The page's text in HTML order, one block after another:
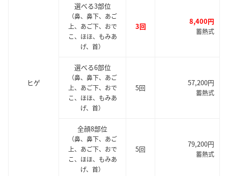
ヒゲ
選べる3部位
（鼻、鼻下、あご
上、あご下、おで
こ、ほほ、もみあ
げ、首）
3回
8,400円
蓄熱式
選べる6部位
（鼻、鼻下、あご
上、あご下、おで
こ、ほほ、もみあ
げ、首）
5回
57,200円
蓄熱式
全顔8部位
（鼻、鼻下、あご
上、あご下、おで
こ、ほほ、もみあ
げ、首）
5回
79,200円
蓄熱式